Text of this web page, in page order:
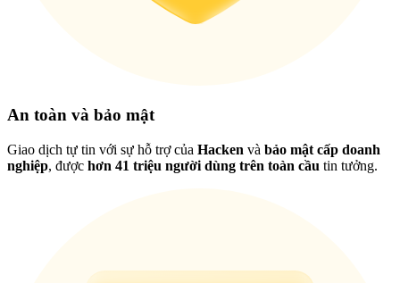
An toàn và bảo mật
Giao dịch tự tin với sự hỗ trợ của Hacken và bảo mật cấp doanh
nghiệp, được hơn 41 triệu người dùng trên toàn cầu tin tưởng.